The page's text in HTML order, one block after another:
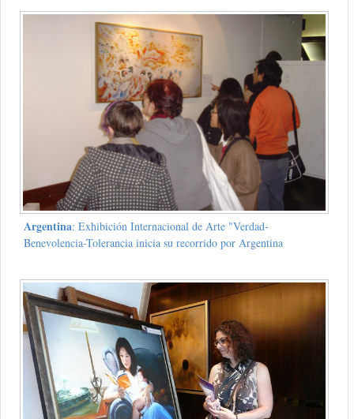
Argentina: Exhibición Internacional de Arte "Verdad-
Benevolencia-Tolerancia inicia su recorrido por Argentina